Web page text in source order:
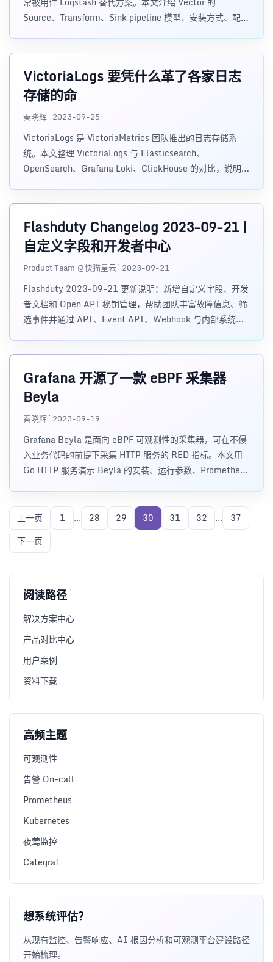
Source、Transform、Sink pipeline 模型、安装方式、配置
VictoriaLogs 要凭什么革了各家日志
存储的命
秦晓辉 · 2023-09-25
VictoriaLogs 是 VictoriaMetrics 团队推出的日志存储系
统。本文整理 VictoriaLogs 与 Elasticsearch、
OpenSearch、Grafana Loki、ClickHouse 的对比，说明它
Flashduty Changelog 2023-09-21 |
自定义字段和开发者中心
Product Team @快猫星云 · 2023-09-21
Flashduty 2023-09-21 更新说明：新增自定义字段、开发
者文档和 Open API 秘钥管理，帮助团队丰富故障信息、筛
选事件并通过 API、Event API、Webhook 与内部系统集
Grafana 开源了一款 eBPF 采集器
Beyla
秦晓辉 · 2023-09-19
Grafana Beyla 是面向 eBPF 可观测性的采集器，可在不侵
入业务代码的前提下采集 HTTP 服务的 RED 指标。本文用
Go HTTP 服务演示 Beyla 的安装、运行参数、Prometheus
上一页 1 ... 28 29 30 31 32 ...
37
下一页
阅读路径
解决方案中心
产品对比中心
用户案例
资料下载
高频主题
可观测性
告警 On-call
Prometheus
Kubernetes
夜莺监控
Categraf
想系统评估？
从现有监控、告警响应、AI 根因分析和可观测平台建设路径
开始梳理。